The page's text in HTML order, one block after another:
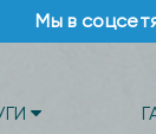
Мы в